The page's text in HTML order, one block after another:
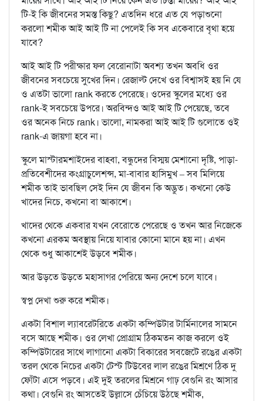
টি-ই কি জীবনের সমস্ত কিছু? এতদিন ধরে এত যে পড়াশুনো
করলো শমীক আই আই টি না পেলেই কি সব একেবারে বৃথা হয়ে
যাবে?
আই আই টি পরীক্ষার ফল বেরোনাটা অবশ্য তখন অবধি ওর
জীবনের সবচেয়ে সুখের দিন। রেজাল্ট দেখে ওর বিশ্বাসই হয় নি যে
ও এতটা ভালো rank করতে পেরেছে। ওদের স্কুলের মধ্যে ওর
rank-ই সবচেয়ে উপরে। অরবিন্দও আই আই টি পেয়েছে, তবে
ওর অনেক নিচে rank। ভালো, নামকরা আই আই টি গুলোতে ওই
rank-এ জায়গা হবে না।
স্কুলে মাস্টারমশাইদের বাহবা, বন্ধুদের বিস্ময় মেশানো দৃষ্টি, পাড়া-
প্রতিবেশীদের কংগ্রাচুলেশন্স, মা-বাবার হাসিমুখ – সব মিলিয়ে
শমীক তাই ভাবছিল সেই দিন যে জীবন কি অদ্ভুত। কখনো কেউ
খাদের নিচে, কখনো বা আকাশে।
খাদের থেকে একবার যখন বেরোতে পেরেছে ও তখন আর নিজেকে
কখনো এরকম অবস্থায় নিয়ে যাবার কোনো মানে হয় না। এখন
থেকে শুধু আকাশেই উড়বে শমীক।
আর উড়তে উড়তে মহাসাগর পেরিয়ে অন্য দেশে চলে যাবে।
স্বপ্ন দেখা শুরু করে শমীক।
একটা বিশাল ল্যাবরেটরিতে একটা কম্পিউটার টার্মিনালের সামনে
বসে আছে শমীক। ওর লেখা প্রোগ্রাম ঠিকমতন কাজ করলে ওই
কম্পিউটারের সাথে লাগানো একটা বিকারের সবজেটে রঙের একটা
তরল থেকে নিচের একটা টেস্ট টিউবের লাল রঙের মিশ্রণে ঠিক দু
ফোঁটা এসে পড়বে। এই দুই তরলের মিশ্রনে গাঢ় বেগুনি রং আসার
কথা। বেগুনি রং আসতেই উল্লাসে চেঁচিয়ে উঠছে শমীক,